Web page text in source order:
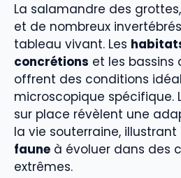
La salamandre des
et de nombreux
tableau vivant. Les
concrétions et les bassins
offrent des conditions
microscopique spécifique.
sur place révèlent une
la vie souterraine,
faune à évoluer dans des
extrêmes.